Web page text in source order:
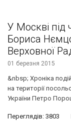
У Москві під
Бориса
Верховної
01 березня 2015
&nbsp; Хроніка
на території
України Петро
Переглядів: 3803